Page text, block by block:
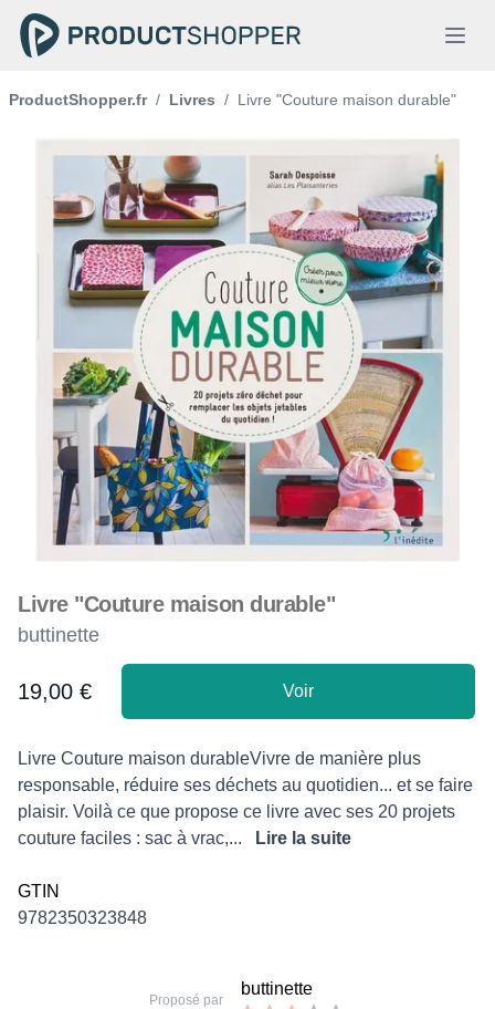
ProductShopper.fr / Livres / Livre "Couture maison durable"
Livre "Couture maison durable"
buttinette
Product information
19,00 € Voir
Description
Livre Couture maison durableVivre de manière plus
responsable, réduire ses déchets au quotidien... et se faire
plaisir. Voilà ce que propose ce livre avec ses 20 projets
couture faciles : sac à vrac,...
Lire la suite
GTIN
9782350323848
Proposé par
buttinette